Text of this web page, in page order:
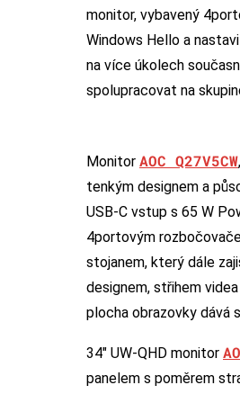
monitor, vybavený
Windows Hello a
na více úkolech
spolupracovat na
Monitor AOC Q27V5CW
tenkým designem a
USB-C vstup s 65 W
4portovým
stojanem, který dále
designem, střihem
plocha obrazovky dává
34″ UW-QHD monitor
panelem s poměrem